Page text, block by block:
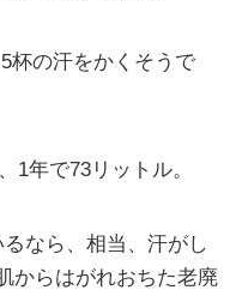
杯の汗をかくそうで
1年で73リットル。
なら、相当、汗がし
からはがれおちた老廃